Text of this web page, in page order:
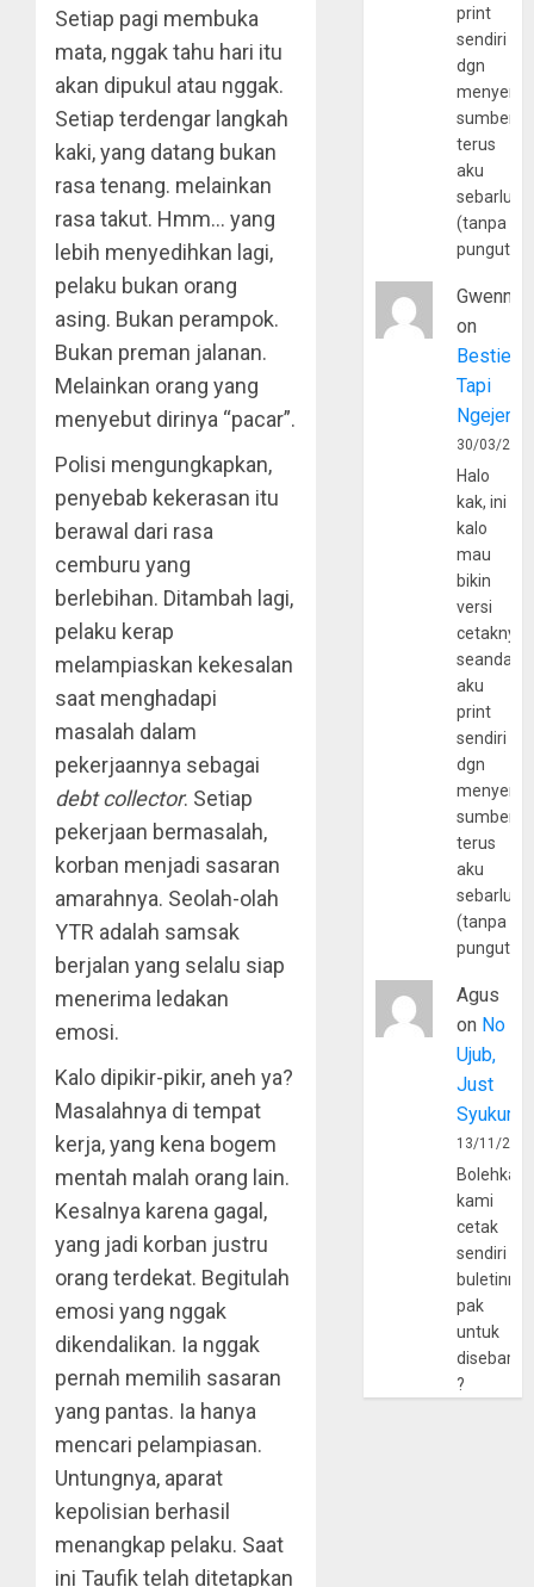
Setiap pagi membuka
mata, nggak tahu hari itu
akan dipukul atau nggak.
Setiap terdengar langkah
kaki, yang datang bukan
rasa tenang. melainkan
rasa takut. Hmm… yang
lebih menyedihkan lagi,
pelaku bukan orang
asing. Bukan perampok.
Bukan preman jalanan.
Melainkan orang yang
menyebut dirinya “pacar”.
Polisi mengungkapkan,
penyebab kekerasan itu
berawal dari rasa
cemburu yang
berlebihan. Ditambah lagi,
pelaku kerap
melampiaskan kekesalan
saat menghadapi
masalah dalam
pekerjaannya sebagai
debt collector. Setiap
pekerjaan bermasalah,
korban menjadi sasaran
amarahnya. Seolah-olah
YTR adalah samsak
berjalan yang selalu siap
menerima ledakan
emosi.
Kalo dipikir-pikir, aneh ya?
Masalahnya di tempat
kerja, yang kena bogem
mentah malah orang lain.
Kesalnya karena gagal,
yang jadi korban justru
orang terdekat. Begitulah
emosi yang nggak
dikendalikan. Ia nggak
pernah memilih sasaran
yang pantas. Ia hanya
mencari pelampiasan.
Untungnya, aparat
kepolisian berhasil
menangkap pelaku. Saat
ini Taufik telah ditetapkan
print
sendiri
dgn
sumber
terus
aku
(tanpa
Gwenny
on
Bestie
Tapi
30/03/
Halo
kak, ini
kalo
mau
bikin
versi
cetaknya
aku
print
sendiri
dgn
sumber
terus
aku
(tanpa
Agus
on No
Ujub,
Just
Syukur
13/11/
Bolehkah
kami
cetak
sendiri
pak
untuk
?